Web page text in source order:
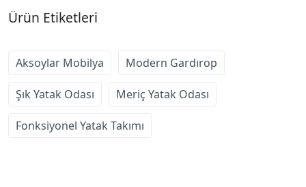
Ürün Etiketleri
Aksoylar Mobilya Modern Gardırop
Şık Yatak Odası Meriç Yatak Odası
Fonksiyonel Yatak Takımı